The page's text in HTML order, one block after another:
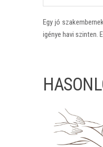
Egy jó
igénye havi szinten.